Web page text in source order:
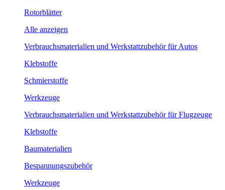
Rotorblätter
Alle anzeigen
Verbrauchsmaterialien und Werkstattzubehör für Autos
Klebstoffe
Schmierstoffe
Werkzeuge
Verbrauchsmaterialien und Werkstattzubehör für Flugzeuge
Klebstoffe
Baumaterialien
Bespannungszubehör
Werkzeuge